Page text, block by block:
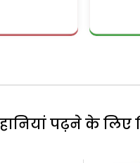
पढ़ने के लिए